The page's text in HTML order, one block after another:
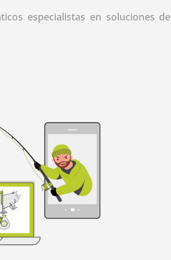
especialistas en soluciones de